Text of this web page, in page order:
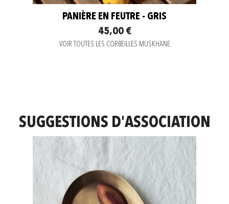
PANIÈRE EN FEUTRE - GRIS
45,00 €
VOIR TOUTES LES CORBEILLES MUSKHANE
SUGGESTIONS D'ASSOCIATION